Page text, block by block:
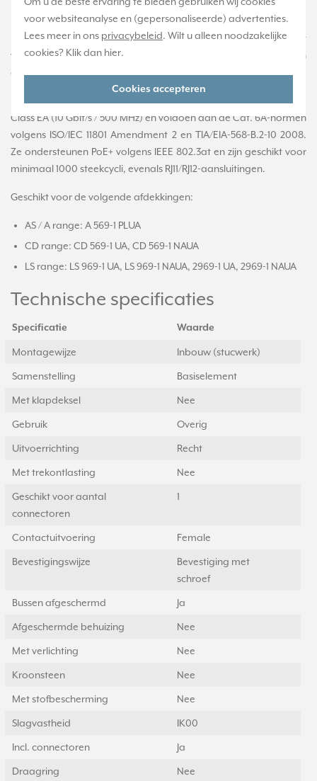
voor websiteanalyse en (gepersonaliseerde) advertenties.
Lees meer in ons privacybeleid. Wilt u alleen noodzakelijke
cookies? Klik dan hier.
Cookies accepteren
Data-aansluitdoos 1-voudig CAT.6/CAT.6A ISO voor neutrale
netwerken. Voorzien van afgeschermde LSA-aansluitklemmen.
Flexibele kabelinvoer voorkomt knikken in de kabel. Geschikt
voor standaard inbouwdozen. Afdekken met centraalplaat en
afdekraam.
Class EA (10 Gbit/s / 500 MHz) en voldoen aan de Cat. 6A-normen
volgens ISO/IEC 11801 Amendment 2 en TIA/EIA-568-B.2-10 2008.
Ze ondersteunen PoE+ volgens IEEE 802.3at en zijn geschikt voor
minimaal 1000 steekcycli, evenals RJ11/RJ12-aansluitingen.
Geschikt voor de volgende afdekkingen:
AS / A range: A 569-1 PLUA
CD range: CD 569-1 UA, CD 569-1 NAUA
LS range: LS 969-1 UA, LS 969-1 NAUA, 2969-1 UA, 2969-1 NAUA
Technische specificaties
Specificatie Waarde
Montagewijze Inbouw (stucwerk)
Samenstelling Basiselement
Met klapdeksel Nee
Gebruik Overig
Uitvoerrichting Recht
Met trekontlasting Nee
Geschikt voor aantal
connectoren
1
Contactuitvoering Female
Bevestigingswijze
Bevestiging met
schroef
Bussen afgeschermd Ja
Afgeschermde behuizing Nee
Met verlichting Nee
Kroonsteen Nee
Met stofbescherming Nee
Slagvastheid IK00
Incl. connectoren Ja
Draagring Nee